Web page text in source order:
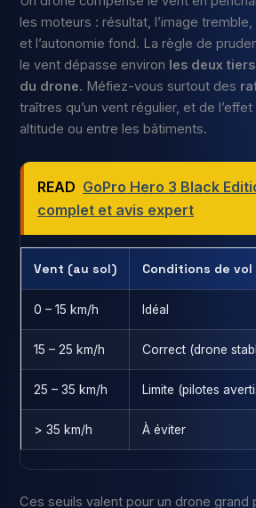
les moteurs : résultat, l’image
et l’autonomie fond. La règle de
le vent dépasse environ les deux
du drone. Méfiez-vous surtout des
traîtres qu’un vent régulier, et de
altitude ou entre les bâtiments.
READ GoPro Hero 3 Black
complet et avis expert
Vent (au sol) Conditions de vol
0 – 15 km/h Idéal
15 – 25 km/h Correct (drone
25 – 35 km/h Limite (pilotes
> 35 km/h À éviter
Ces seuils valent pour un drone grand